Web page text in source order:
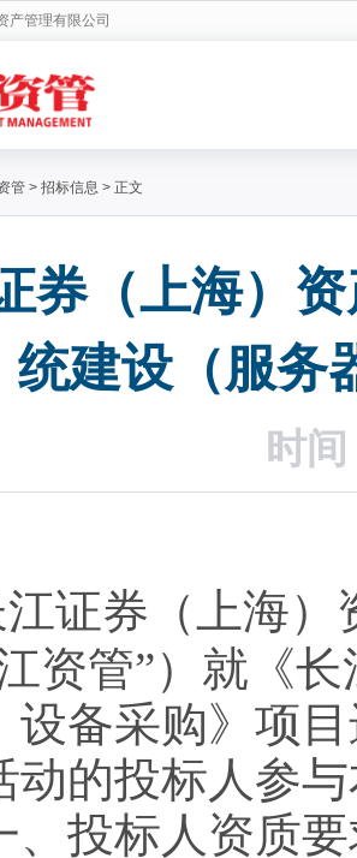
产管理有限公司
管 > 招标信息 > 正文
券（上海）
统建设（服务
时
证券（上海）
资管”） 就《长
设备采购》项
动的投标人参
投标人资质要